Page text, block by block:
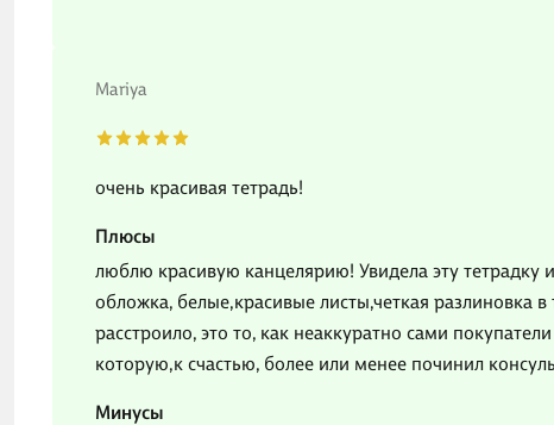
Mariya
очень красивая тетрадь!
Плюсы
люблю красивую канцелярию! Увидела эту тетрадку
обложка, белые,красивые листы,четкая разлиновка
расстроило, это то, как неаккуратно сами
которую,к счастью, более или менее починил
Минусы